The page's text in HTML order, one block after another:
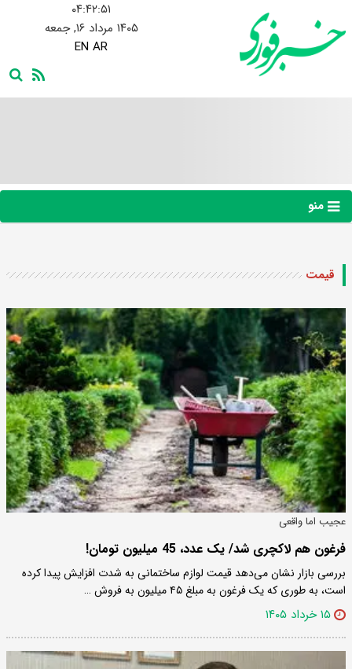
۰۴:۴۲:۵۲
۱۴۰۵ مرداد ۱۶, جمعه
EN AR
منو
قیمت
عجیب اما واقعی
فرغون هم لاکچری شد/ یک عدد، 45 میلیون تومان!
بررسی بازار نشان می‌دهد قیمت لوازم ساختمانی به شدت افزایش پیدا کرده
است، به طوری که یک فرغون به مبلغ ۴۵ میلیون به فروش …
۱۵ خرداد ۱۴۰۵